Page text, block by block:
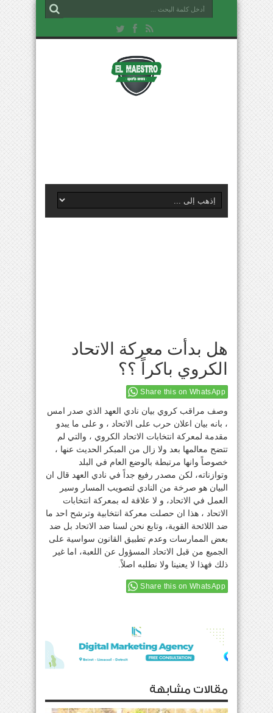
هل بدأت معركة الاتحاد
الكروي باكراً ؟؟
Share this on WhatsApp
وصف مراقب كروي بيان نادي العهد الذي صدر امس
، بانه بيان اعلان حرب على الاتحاد ، و على ما يبدو
مقدمة لمعركة انتخابات الاتحاد الكروي ، والتي لم
تتضح معالمها بعد ولا زال من المبكر الحديث عنها ،
خصوصاً وانها مرتبطة بالوضع العام في البلد
وتوازناته، لكن مصدر رفيع جداً في نادي العهد قال ان
البيان هو صرخة من النادي لتصويب المسار وسير
العمل في الاتحاد، و لا علاقة له بمعركة انتخابات
الاتحاد ، هذا ان حصلت معركة انتخابية وترشح احد ما
ضد اللائحة القوية، وتابع نحن لسنا ضد الاتحاد بل ضد
بعض الممارسات وعدم تطبيق القانون سواسية على
الجميع من قبل الاتحاد المسؤول عن اللعبة، اما غير
ذلك فهذا لا يعنينا ولا نطلبه اصلاً.
Share this on WhatsApp
مقالات مشابهة